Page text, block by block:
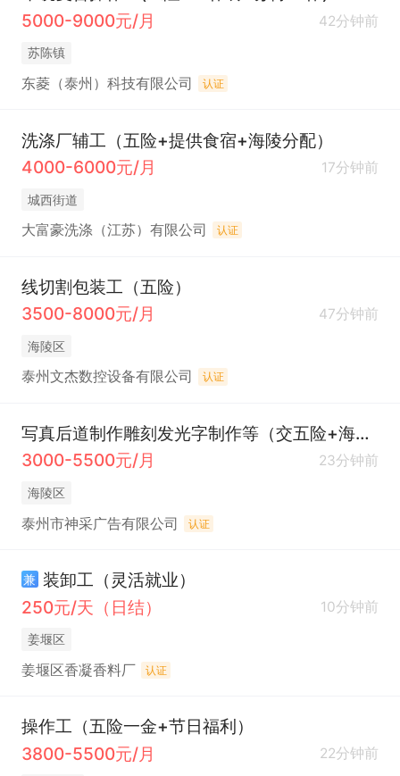
5000-9000元/月
42分钟前
苏陈镇
东菱（泰州）科技有限公司 认证
洗涤厂辅工（五险+提供食宿+海陵分配）
4000-6000元/月
17分钟前
城西街道
大富豪洗涤（江苏）有限公司 认证
线切割包装工（五险）
3500-8000元/月
47分钟前
海陵区
泰州文杰数控设备有限公司 认证
写真后道制作雕刻发光字制作等（交五险+海陵工作）
3000-5500元/月
23分钟前
海陵区
泰州市神采广告有限公司 认证
兼 装卸工（灵活就业）
250元/天（日结）
10分钟前
姜堰区
姜堰区香凝香料厂 认证
操作工（五险一金+节日福利）
3800-5500元/月
22分钟前